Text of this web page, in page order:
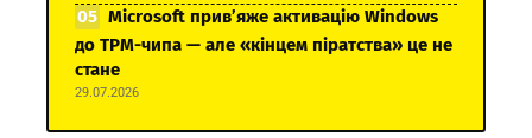
Microsoft прив’яже активацію Windows
до TPM-чипа — але «кінцем піратства» це не
стане
29.07.2026